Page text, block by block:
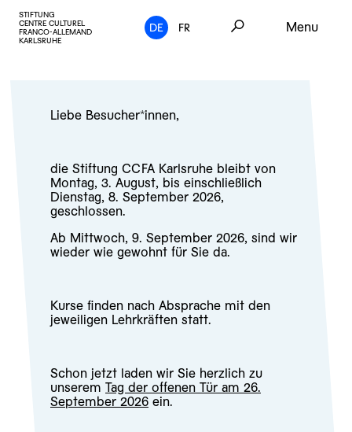
STIFTUNG
CENTRE CULTUREL
FRANCO-ALLEMAND
KARLSRUHE
DE FR Menu
Liebe Besucher*innen,
die Stiftung CCFA Karlsruhe bleibt von
Montag, 3. August, bis einschließlich
Dienstag, 8. September 2026,
geschlossen.
Ab Mittwoch, 9. September 2026, sind wir
wieder wie gewohnt für Sie da.
Kurse finden nach Absprache mit den
jeweiligen Lehrkräften statt.
Schon jetzt laden wir Sie herzlich zu
unserem Tag der offenen Tür am 26.
September 2026ein.